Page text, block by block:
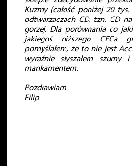
Kuzmy (całość poniżej 20
odtwarzaczach CD, tzn. CD
gorzej. Dla porównania co
jakiegoś niższego CECa
pomyślałem, że to nie jest
wyraźnie słyszałem
mankamentem.
Pozdrawiam
Filip